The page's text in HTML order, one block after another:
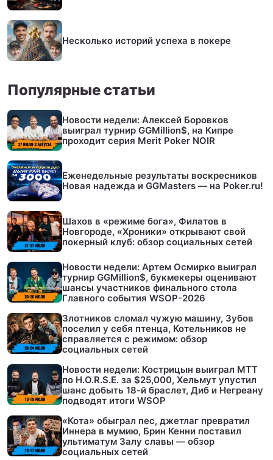
Несколько историй успеха в покере
Популярные статьи
Новости недели: Алексей Боровков
выиграл турнир GGMillion$, на Кипре
проходит серия Merit Poker NOIR
Еженедельные результаты воскресников
Новая надежда и GGMasters — на Poker.ru!
Шахов в «режиме бога», Филатов в
Новгороде, «Хроники» открывают свой
покерный клуб: обзор социальных сетей
Новости недели: Артем Осмирко выиграл
турнир GGMillion$, букмекеры оценивают
шансы участников финального стола
Главного события WSOP-2026
Злотников сломал чужую машину, Зубов
поселил у себя птенца, Котельников не
справляется с режимом: обзор
социальных сетей
Новости недели: Кострицын выиграл МТТ
по H.O.R.S.E. за $25,000, Хельмут упустил
шанс добыть 18-й браслет, Диб и Негреану
подводят итоги WSOP
«Кота» обыграл пес, джетлаг превратил
Иннера в мумию, Брин Кенни поставил
ультиматум Залу славы — обзор
социальных сетей